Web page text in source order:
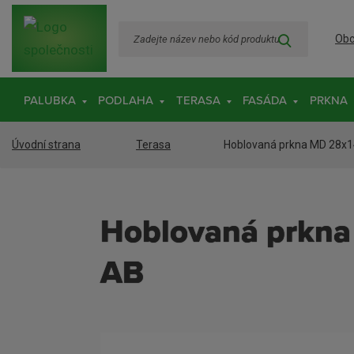
t
e
v
PALUBKA PODLAHA TERASA FASÁDA PRKNA
Úvodní strana Terasa Hoblovaná prkna MD
Hoblovaná prkna MD 28x140mm ''A4R4''
AB